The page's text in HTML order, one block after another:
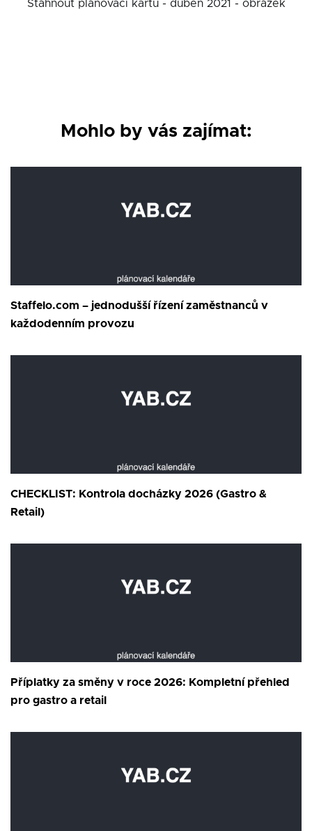
Stáhnout plánovací kartu - duben 2021 - obrázek
Mohlo by vás zajímat:
Staffelo.com – jednodušší řízení zaměstnanců v
každodenním provozu
CHECKLIST: Kontrola docházky 2026 (Gastro &
Retail)
Příplatky za směny v roce 2026: Kompletní přehled
pro gastro a retail